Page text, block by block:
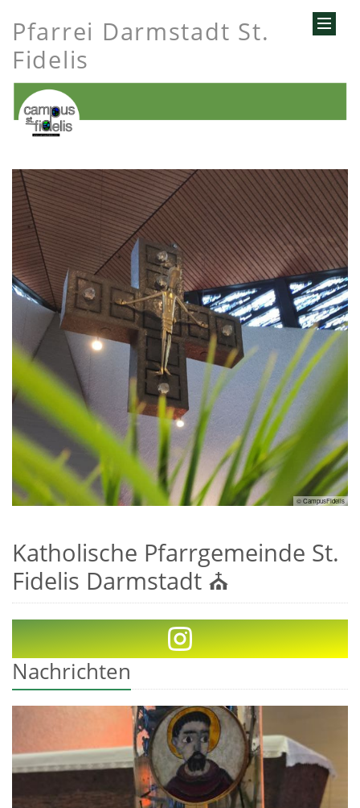
Pfarrei Darmstadt St.
Fidelis
© CampusFidelis
Katholische Pfarrgemeinde St.
Fidelis Darmstadt ⛪
Nachrichten